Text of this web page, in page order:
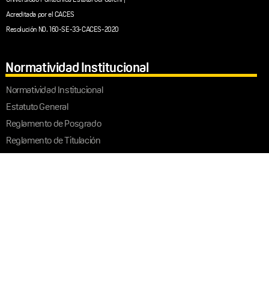
Acreditada por el CACES
Resolución N0. 160-SE-33-CACES-2020
Normatividad Institucional
Normatividad Institucional
Estatuto General
Reglamento de Posgrado
Reglamento de Titulación